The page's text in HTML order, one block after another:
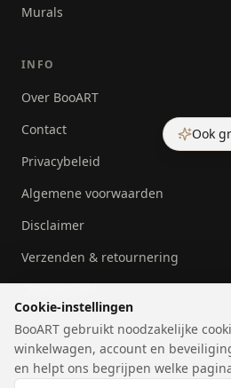
Ook
Murals
INFO
Over BooART
Contact
Privacybeleid
Algemene voorwaarden
Disclaimer
Verzenden & retournering
©2026BooART.Alle
Cookie-instellingen
BooART gebruikt noodzakelijke
winkelwagen, account en
en helpt ons begrijpen welke